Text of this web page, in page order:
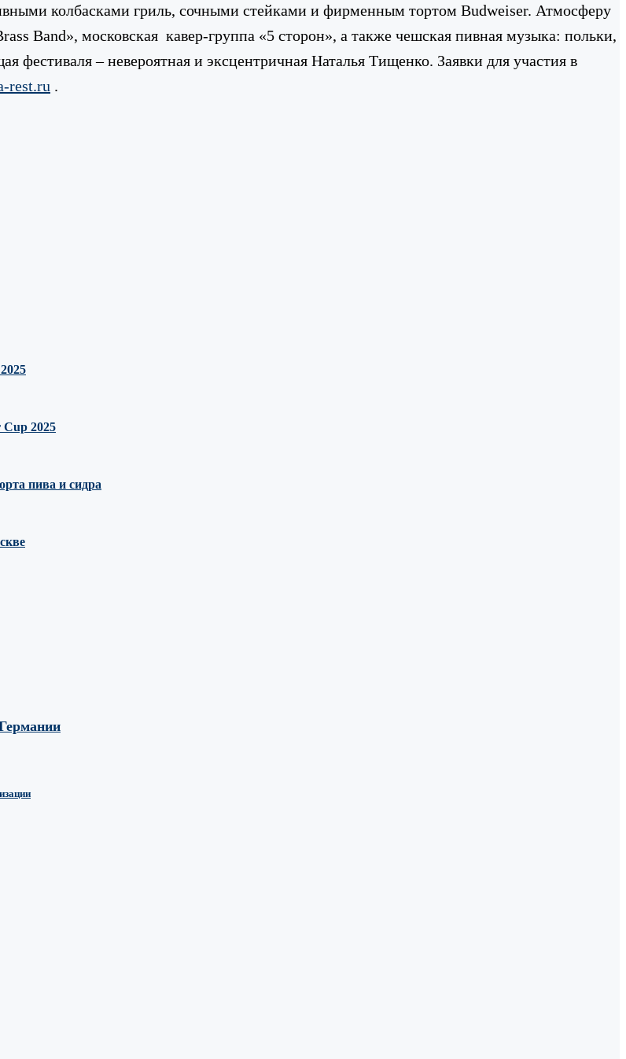
колбасками гриль, сочными стейками и фирменным тортом Budweiser. Атмосферу
Band», московская кавер-группа «5 сторон», а также чешская пивная музыка: польки,
фестиваля – невероятная и эксцентричная Наталья Тищенко. Заявки для участия в
rest.ru .
2025
пива и сидра